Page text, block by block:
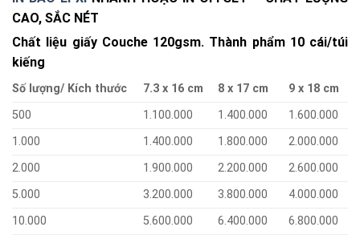
CAO, SẮC NÉT
Chất liệu giấy Couche 120gsm. Thành phẩm 10 cái/túi
kiếng
Số lượng/ Kích thước 7.3 x 16 cm 8 x 17 cm
9 x 18 cm
500
1.100.000 1.400.000
1.600.000
1.000
1.400.000 1.800.000
2.000.000
2.000
1.900.000 2.200.000
2.600.000
5.000
3.200.000 3.800.000
4.000.000
10.000
5.600.000 6.400.000
6.800.000